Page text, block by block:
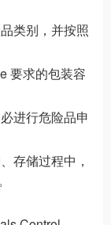
类别，并按照
要求的包装容
进行危险品申
存储过程中，